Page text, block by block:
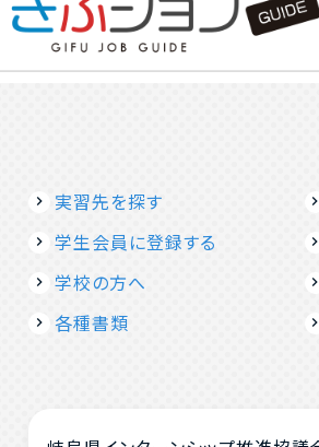
実習先を探す
学生会員に登録する
学校の方へ
各種書類